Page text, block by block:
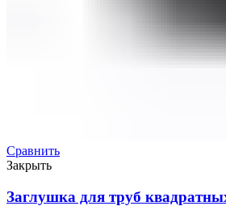
Сравнить
Закрыть
Заглушка для труб